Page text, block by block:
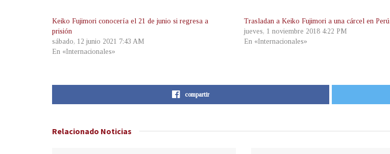
Keiko Fujimori conocería el 21 de junio si regresa a
prisión
sábado, 12 junio 2021 7:43 AM
En «Internacionales»
Trasladan a Keiko Fujimori a una cárcel en Perú
jueves, 1 noviembre 2018 4:22 PM
En «Internacionales»
compartir
Relacionado Noticias